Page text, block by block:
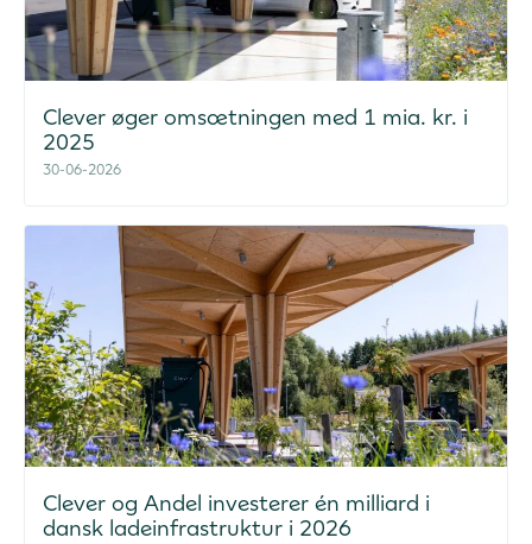
Clever øger omsætningen med 1 mia. kr. i
2025
30-06-2026
Clever og Andel investerer én milliard i
dansk ladeinfrastruktur i 2026